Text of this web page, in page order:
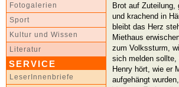
Fotogalerien
Sport
Kultur und Wissen
Literatur
SERVICE
LeserInnenbriefe
Brot auf Zuteilung,
und krachend in
bleibt das Herz
Miethaus
zum Volkssturm,
sich melden
Henry hört, wie er
aufgehängt